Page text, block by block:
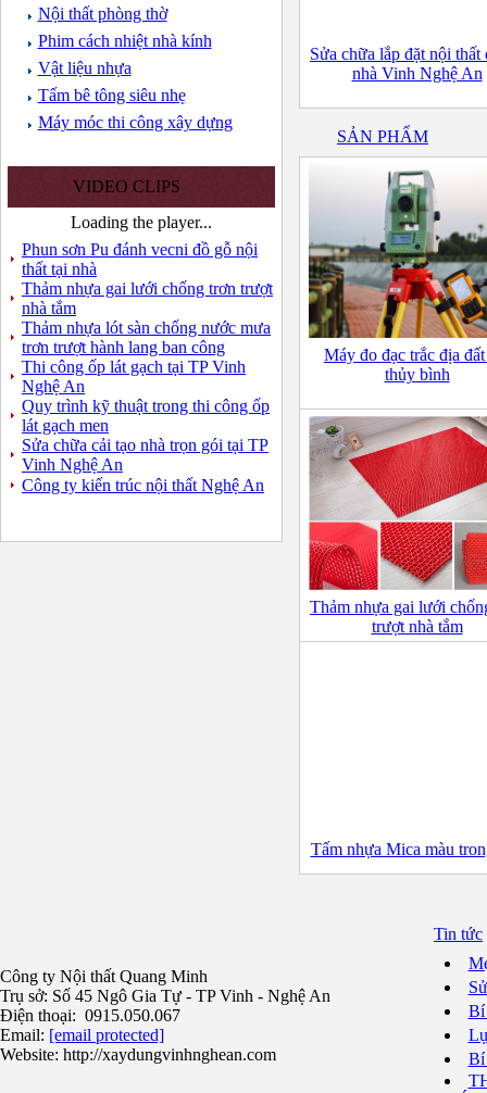
Nội thất phòng thờ
Phim cách nhiệt nhà kính
Vật liệu nhựa
Tấm bê tông siêu nhẹ
Máy móc thi công xây dựng
VIDEO CLIPS
Loading the player...
Phun sơn Pu đánh vecni đồ gỗ nội
thất tại nhà
Thảm nhựa gai lưới chống trơn trượt
nhà tắm
Thảm nhựa lót sàn chống nước mưa
trơn trượt hành lang ban công
Thi công ốp lát gạch tại TP Vinh
Nghệ An
Quy trình kỹ thuật trong thi công ốp
lát gạch men
Sửa chữa cải tạo nhà trọn gói tại TP
Vinh Nghệ An
Công ty kiến trúc nội thất Nghệ An
Sửa chữa lắp đặt nội thất
nhà Vinh Nghệ An
SẢN PHẨM
Máy đo đạc trắc địa
thủy bình
Thảm nhựa gai lưới
trượt nhà tắm
Tấm nhựa Mica màu
Công ty Nội thất Quang Minh
Trụ sở: Số 45 Ngô Gia Tự - TP Vinh - Nghệ An
Điện thoại: 0915.050.067
Email: [email protected]
Website: http://xaydungvinhnghean.com
Tin tức
Bí
Bí